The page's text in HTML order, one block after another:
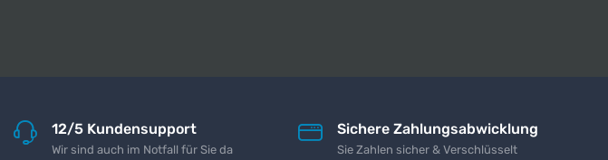
12/5 Kundensupport
Wir sind auch im Notfall für Sie da
Sichere Zahlungsabwicklung
Sie Zahlen sicher & Verschlüsselt